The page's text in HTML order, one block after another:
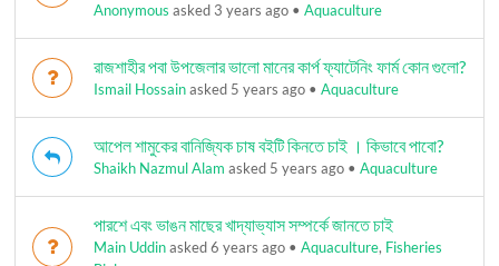
Anonymous asked 3 years ago •Aquaculture
রাজশাহীর পবা উপজেলার ভালো মানের কার্প ফ্যাটেনিং ফার্ম কোন গুলো?
Ismail Hossainasked 5 years ago •Aquaculture
আপেল শামুকের বানিজ্যিক চাষ বইটি কিনতে চাই । কিভাবে পাবো?
Shaikh Nazmul Alam asked 5 years ago •Aquaculture
পারশে এবং ভাঙন মাছের খাদ্যাভ্যাস সম্পর্কে জানতে চাই
Main Uddinasked 6 years ago •Aquaculture, Fisheries